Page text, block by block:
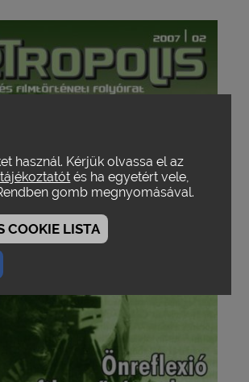
használ. Kérjük olvassa el az
és ha egyetért vele,
gomb megnyomásával.
COOKIE LISTA